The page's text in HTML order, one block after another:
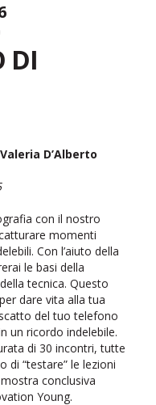
DI
D’Alberto
con il nostro
momenti
Con l’aiuto della
le basi della
tecnica. Questo
dare vita alla tua
del tuo telefono
un ricordo indelebile.
di 30 incontri, tutte
di “testare” le lezioni
conclusiva
Young.